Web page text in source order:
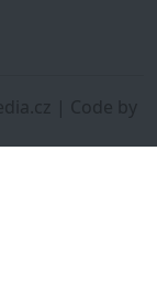
| Code by